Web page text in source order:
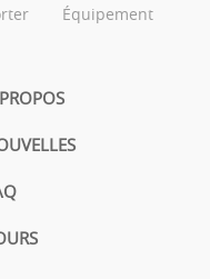
Équipement